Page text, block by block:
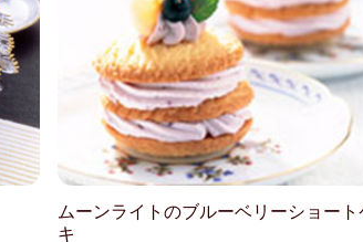
ムーンライトのブルーベリーショート
キ